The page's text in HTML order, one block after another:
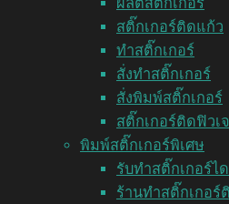
สติ๊กเกอร์ติดแก้ว
ทำสติ๊กเกอร์
สั่งทำสติ๊กเกอร์
สั่งพิมพ์สติ๊กเกอร์
สติ๊กเกอร์ติดฟิวเ
พิมพ์สติ๊กเกอร์พิเศษ
รับทำสติ๊กเกอร์ไ
ร้านทำสติ๊กเกอร์